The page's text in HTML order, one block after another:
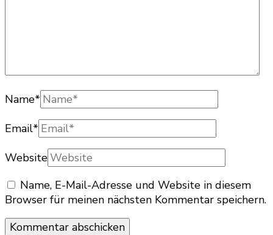
Name*
Email*
Website
Name, E-Mail-Adresse und Website in diesem
Browser für meinen nächsten Kommentar speichern.